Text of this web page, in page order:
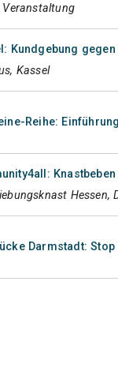
Veranstaltung
Kundgebung
Kassel
Reihe:
Hessen,
Darmstadt: Stop